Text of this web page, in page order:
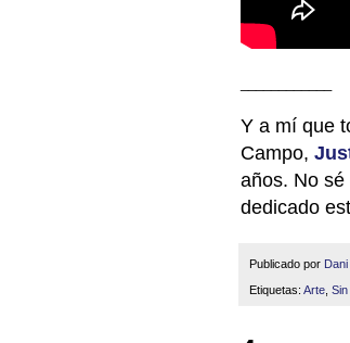
Y a mí que
Campo,
años. No
dedicado
Publicado por Dani
Etiquetas: Arte